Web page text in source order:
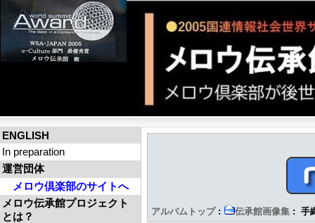
ENGLISH
In preparation
運営団体
メロウ倶楽部のサイトへ
メロウ伝承館プロジェクト
とは？
アルバムトップ: 伝承館画像集 : 手